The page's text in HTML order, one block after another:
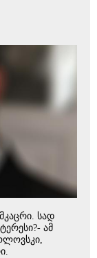
სად
ამ